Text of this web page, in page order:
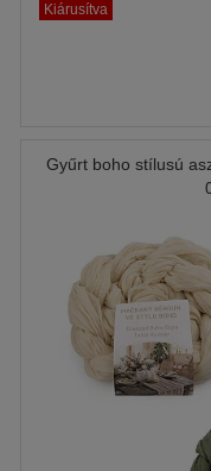
Kiárusítva
Gyűrt boho stílusú